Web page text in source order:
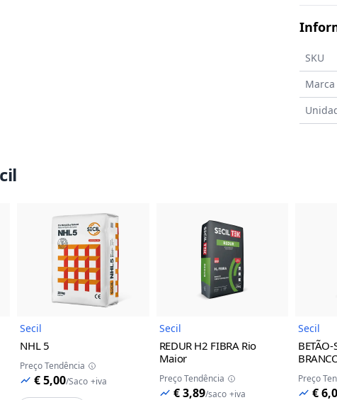
SKU
Marca
Produto Imagem do Produto
Secil
NHL 5
Preço Tendência
€ 5,00/Saco +iva
Imagem do Produto
Secil
REDUR H2 FIBRA Rio
Maior
Preço Tendência
€ 3,89/saco +iva
Secil
BETÃO-
Preço
€